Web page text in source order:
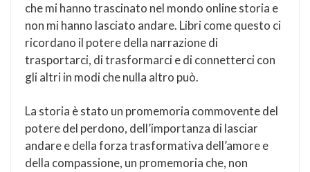
che mi hanno trascinato nel mondo online storia e
non mi hanno lasciato andare. Libri come questo ci
ricordano il potere della narrazione di
trasportarci, di trasformarci e di connetterci con
gli altri in modi che nulla altro può.
La storia è stato un promemoria commovente del
potere del perdono, dell’importanza di lasciar
andare e della forza trasformativa dell’amore e
della compassione, un promemoria che, non